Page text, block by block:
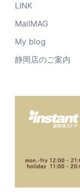
LINK
MailMAG
My blog
静岡店のご案内